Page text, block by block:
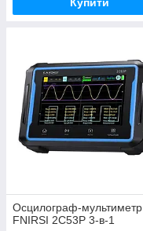
Купити
Осцилограф-мультиметр
FNIRSI 2C53P 3-в-1